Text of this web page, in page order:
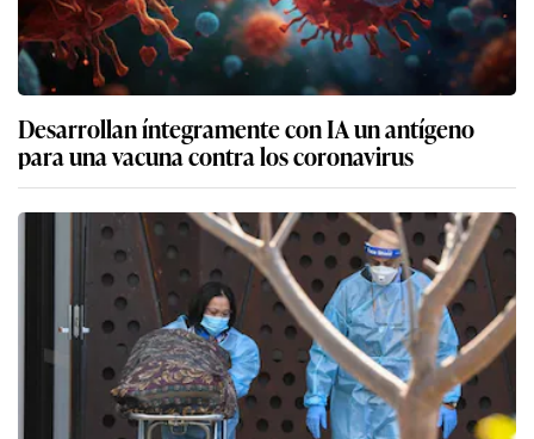
Desarrollan íntegramente con IA un antígeno
para una vacuna contra los coronavirus